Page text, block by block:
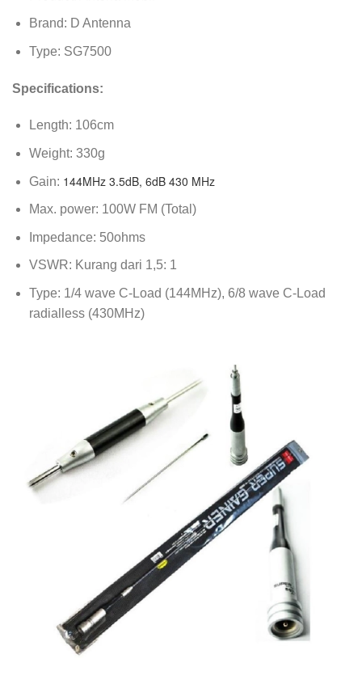
Brand: D Antenna
Type: SG7500
Specifications:
Length: 106cm
Weight: 330g
Gain: 144MHz 3.5dB, 6dB 430 MHz
Max. power: 100W FM (Total)
Impedance: 50ohms
VSWR: Kurang dari 1,5: 1
Type: 1/4 wave C-Load (144MHz), 6/8 wave C-Load
radialless (430MHz)